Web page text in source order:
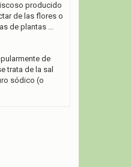
producido
de las flores o
de plantas ...
de
trata de la sal
sódico (o